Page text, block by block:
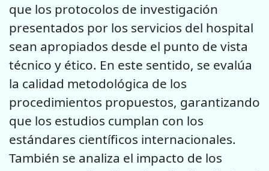
que los protocolos de investigación
presentados por los servicios del hospital
sean apropiados desde el punto de vista
técnico y ético. En este sentido, se evalúa
la calidad metodológica de los
procedimientos propuestos, garantizando
que los estudios cumplan con los
estándares científicos internacionales.
También se analiza el impacto de los